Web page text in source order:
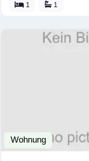
1 1
Wohnung